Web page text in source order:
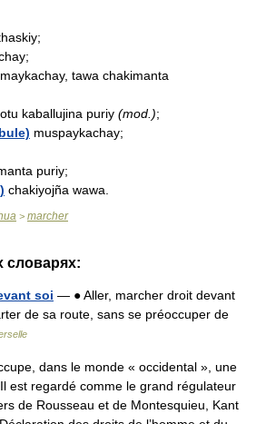
tawa chakimanta
kaballujina puriy (mod.);
muspaykachay;
puriy;
chakiyojña wawa.
> marcher
словарях:
soi — ● Aller, marcher droit devant
de sa route, sans se préoccuper de
dans le monde « occidental », une
est regardé comme le grand régulateur
de Rousseau et de Montesquieu, Kant